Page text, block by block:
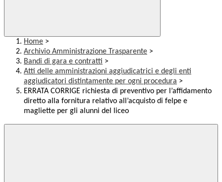
Home >
Archivio Amministrazione Trasparente >
Bandi di gara e contratti >
Atti delle amministrazioni aggiudicatrici e degli enti
aggiudicatori distintamente per ogni procedura >
ERRATA CORRIGE richiesta di preventivo per l’affidamento
diretto alla fornitura relativo all’acquisto di felpe e
magliette per gli alunni del liceo